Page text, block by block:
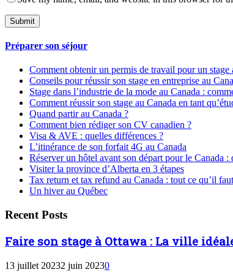
Préparer son séjour
Comment obtenir un permis de travail pour un stage
Conseils pour réussir son stage en entreprise au
Stage dans l’industrie de la mode au Canada :
Comment réussir son stage au Canada en tant
Quand partir au Canada ?
Comment bien rédiger son CV canadien ?
Visa & AVE : quelles différences ?
L’itinérance de son forfait 4G au Canada
Réserver un hôtel avant son départ pour le Canada
Visiter la province d’Alberta en 3 étapes
Tax return et tax refund au Canada : tout ce qu’il
Un hiver au Québec
Recent Posts
Faire son stage à Ottawa : La ville
13 juillet 20232 juin 20230